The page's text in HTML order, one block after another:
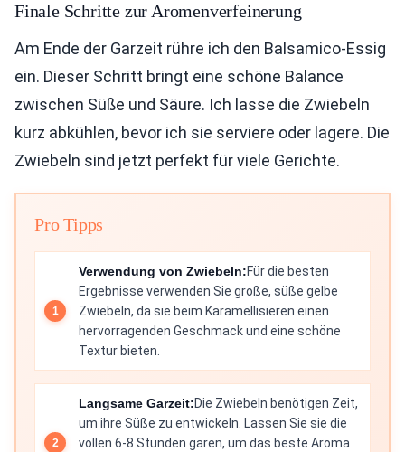
Finale Schritte zur Aromenverfeinerung
Am Ende der Garzeit rühre ich den Balsamico-Essig
ein. Dieser Schritt bringt eine schöne Balance
zwischen Süße und Säure. Ich lasse die Zwiebeln
kurz abkühlen, bevor ich sie serviere oder lagere. Die
Zwiebeln sind jetzt perfekt für viele Gerichte.
Pro Tipps
Verwendung von Zwiebeln:Für die besten
Ergebnisse verwenden Sie große, süße gelbe
Zwiebeln, da sie beim Karamellisieren einen
hervorragenden Geschmack und eine schöne
Textur bieten.
Langsame Garzeit:Die Zwiebeln benötigen Zeit,
um ihre Süße zu entwickeln. Lassen Sie sie die
vollen 6-8 Stunden garen, um das beste Aroma